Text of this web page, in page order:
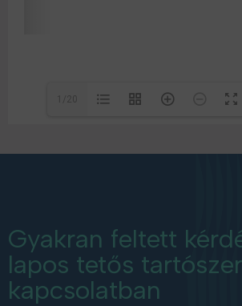
1/20
Gyakran feltett
lapos tetős
kapcsolatban